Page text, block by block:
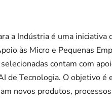
a Indústria é uma
às Micro e Pequenas
contam com
de Tecnologia. O objetivo
novos produtos,